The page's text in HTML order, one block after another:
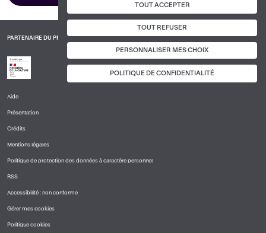
TOUT ACCEPTER
TOUT REFUSER
PERSONNALISER MES CHOIX
POLITIQUE DE CONFIDENTIALITÉ
PARTENAIRE DU PROJET
DE
PAGE
1
Aide
Présentation
Crédits
Mentions légales
Politique de protection des données à caractère personnel
RSS
Accessibilité : non conforme
Gérer mes cookies
Politique cookies